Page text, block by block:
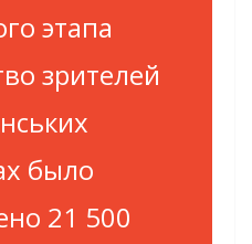
этапа
зрителей
было
21 500